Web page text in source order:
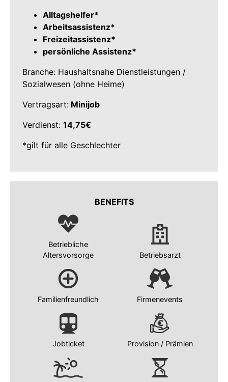
Alltagshelfer*
Arbeitsassistenz*
Freizeitassistenz*
persönliche Assistenz*
Branche: Haushaltsnahe Dienstleistungen /
Sozialwesen (ohne Heime)
Vertragsart: Minijob
Verdienst: 14,75€
*gilt für alle Geschlechter
BENEFITS
Betriebliche
Altersvorsorge
Betriebsarzt
Familienfreundlich Firmenevents
Jobticket Provision / Prämien